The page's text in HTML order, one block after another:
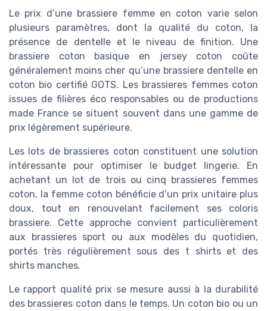
Le prix d’une brassiere femme en coton varie selon
plusieurs paramètres, dont la qualité du coton, la
présence de dentelle et le niveau de finition. Une
brassiere coton basique en jersey coton coûte
généralement moins cher qu’une brassiere dentelle en
coton bio certifié GOTS. Les brassieres femmes coton
issues de filières éco responsables ou de productions
made France se situent souvent dans une gamme de
prix légèrement supérieure.
Les lots de brassieres coton constituent une solution
intéressante pour optimiser le budget lingerie. En
achetant un lot de trois ou cinq brassieres femmes
coton, la femme coton bénéficie d’un prix unitaire plus
doux, tout en renouvelant facilement ses coloris
brassiere. Cette approche convient particulièrement
aux brassieres sport ou aux modèles du quotidien,
portés très régulièrement sous des t shirts et des
shirts manches.
Le rapport qualité prix se mesure aussi à la durabilité
des brassieres coton dans le temps. Un coton bio ou un